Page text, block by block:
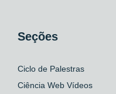
Seções
Ciclo de Palestras
Ciência Web Vídeos